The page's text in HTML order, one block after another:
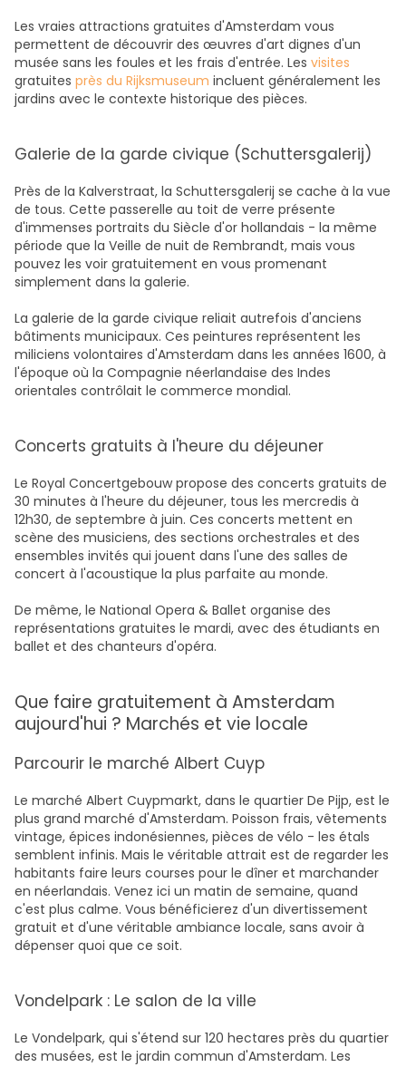
Les vraies attractions gratuites d'Amsterdam vous
permettent de découvrir des œuvres d'art dignes d'un
musée sans les foules et les frais d'entrée. Les visites
gratuites près du Rijksmuseum incluent généralement les
jardins avec le contexte historique des pièces.
Galerie de la garde civique (Schuttersgalerij)
Près de la Kalverstraat, la Schuttersgalerij se cache à la vue
de tous. Cette passerelle au toit de verre présente
d'immenses portraits du Siècle d'or hollandais - la même
période que la Veille de nuit de Rembrandt, mais vous
pouvez les voir gratuitement en vous promenant
simplement dans la galerie.
La galerie de la garde civique reliait autrefois d'anciens
bâtiments municipaux. Ces peintures représentent les
miliciens volontaires d'Amsterdam dans les années 1600, à
l'époque où la Compagnie néerlandaise des Indes
orientales contrôlait le commerce mondial.
Concerts gratuits à l'heure du déjeuner
Le Royal Concertgebouw propose des concerts gratuits de
30 minutes à l'heure du déjeuner, tous les mercredis à
12h30, de septembre à juin. Ces concerts mettent en
scène des musiciens, des sections orchestrales et des
ensembles invités qui jouent dans l'une des salles de
concert à l'acoustique la plus parfaite au monde.
De même, le National Opera & Ballet organise des
représentations gratuites le mardi, avec des étudiants en
ballet et des chanteurs d'opéra.
Que faire gratuitement à Amsterdam
aujourd'hui ? Marchés et vie locale
Parcourir le marché Albert Cuyp
Le marché Albert Cuypmarkt, dans le quartier De Pijp, est le
plus grand marché d'Amsterdam. Poisson frais, vêtements
vintage, épices indonésiennes, pièces de vélo - les étals
semblent infinis. Mais le véritable attrait est de regarder les
habitants faire leurs courses pour le dîner et marchander
en néerlandais. Venez ici un matin de semaine, quand
c'est plus calme. Vous bénéficierez d'un divertissement
gratuit et d'une véritable ambiance locale, sans avoir à
dépenser quoi que ce soit.
Vondelpark : Le salon de la ville
Le Vondelpark, qui s'étend sur 120 hectares près du quartier
des musées, est le jardin commun d'Amsterdam. Les